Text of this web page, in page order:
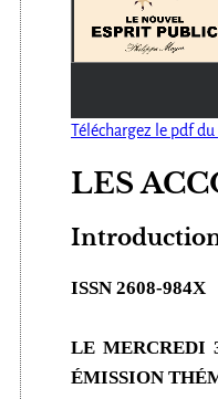
Téléchargez le pdf du
LES
ISSN 2608-984X
LE MERCREDI
ÉMISSION